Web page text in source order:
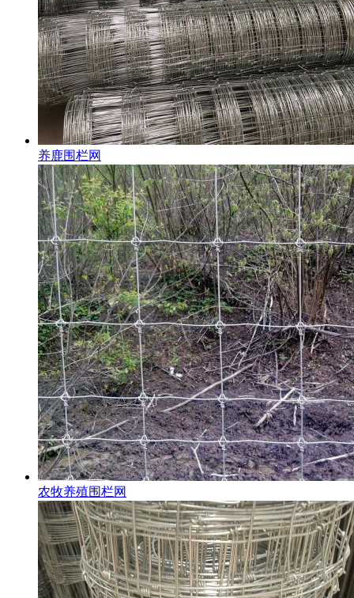
养鹿围栏网
农牧养殖围栏网